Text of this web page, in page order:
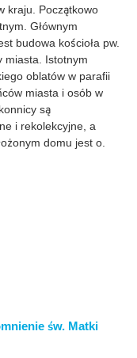
kraju. Początkowo
Głównym
budowa kościoła pw.
miasta. Istotnym
oblatów w parafii
miasta i osób w
są
i rekolekcyjne, a
domu jest o.
św. Matki